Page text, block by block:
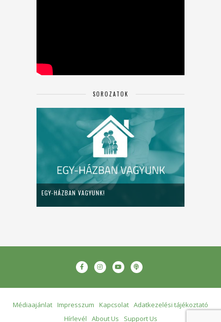
SOROZATOK
EGY-HÁZBAN VAGYUNK!
Médiaajánlat Impresszum Kapcsolat Adatkezelési tájékoztató
Hírlevél
About Us Support Us